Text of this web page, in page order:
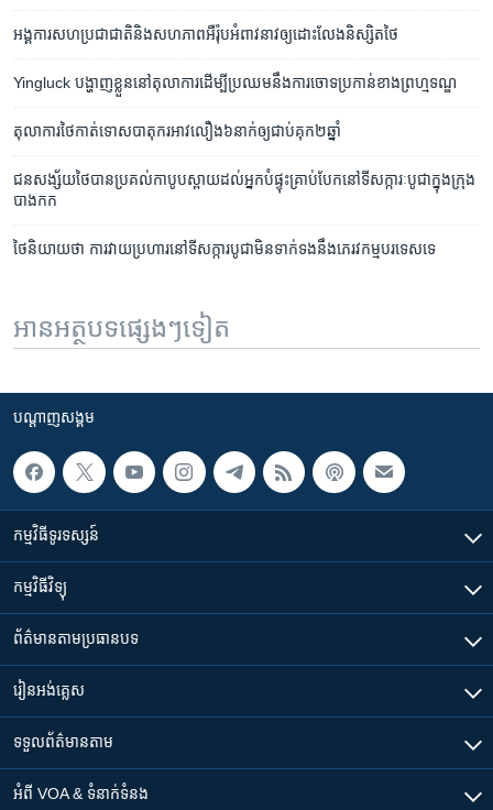
អង្គការ​សហប្រជាជាតិ​និង​សហភាព​អឺរ៉ុប​អំពាវនាវ​ឲ្យ​ដោះលែង​និស្សិត​ថៃ
Yingluck ​បង្ហាញ​ខ្លួន​នៅ​តុលាការ​ដើម្បី​ប្រឈម​នឹង​ការចោទ​ប្រកាន់​ខាង​ព្រហ្មទណ្ឌ
តុលាការ​ថៃកាត់​ទោស​បាតុករ​អាវ​លឿង​៦​នាក់​​​ឲ្យ​ជាប់​គុក​២​ឆ្នាំ​
ជនសង្ស័យ​ថៃ​បាន​ប្រគល់​កាបូប​ស្ពាយ​ដល់​អ្នក​បំផ្ទុះ​គ្រាប់បែក​នៅ​ទី​សក្ការៈបូជា​ក្នុង​ក្រុង​
បាងកក
ថៃ​និយាយ​ថា ការ​វាយប្រហារ​នៅ​ទី​សក្ការបូជា​មិន​ទាក់ទង​នឹង​ភេរវកម្ម​បរទេស​ទេ
អានអត្ថបទផ្សេងៗទៀត
បណ្តាញ​សង្គម
កម្មវិធី​ទូរទស្សន៍
កម្មវិធី​វិទ្យុ
ព័ត៌មាន​តាមប្រធានបទ​
រៀន​​អង់គ្លេស
ទទួល​ព័ត៌មាន​តាម
អំពី​ VOA & ទំនាក់ទំនង